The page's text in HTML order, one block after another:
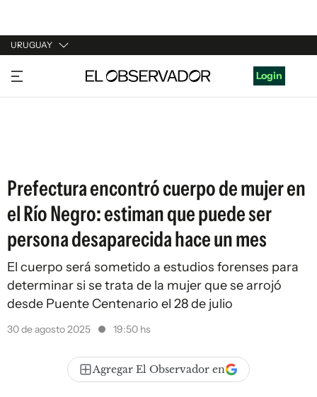
URUGUAY
URUGUAY
ARGENTINA
Login
Prefectura encontró cuerpo de mujer en
el Río Negro: estiman que puede ser
persona desaparecida hace un mes
El cuerpo será sometido a estudios forenses para
determinar si se trata de la mujer que se arrojó
desde Puente Centenario el 28 de julio
30 de agosto 2025 19:50 hs
Agregar El Observador en